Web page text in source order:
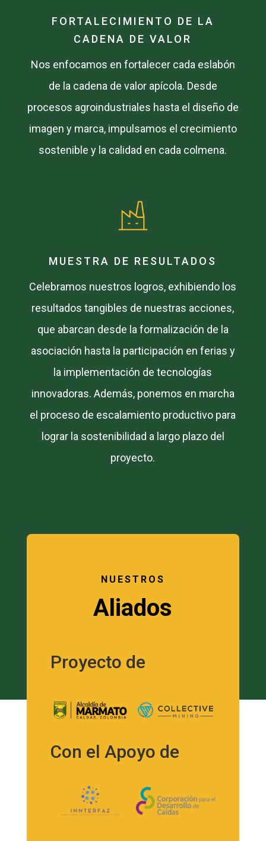
FORTALECIMIENTO DE LA
CADENA DE VALOR
Nos enfocamos en fortalecer cada eslabón
de la cadena de valor apícola. Desde
procesos agroindustriales hasta el diseño de
imagen y marca, impulsamos el crecimiento
sostenible y la calidad en cada colmena.
MUESTRA DE RESULTADOS
Celebramos nuestros logros, exhibiendo los
resultados tangibles de nuestras acciones,
que abarcan desde la formalización de la
asociación hasta la participación en ferias y
la implementación de tecnologías
innovadoras. Además, ponemos en marcha
el proceso de escalamiento productivo para
lograr la sostenibilidad a largo plazo del
proyecto.
NUESTROS
Aliados
Proyecto de
Con el Apoyo de